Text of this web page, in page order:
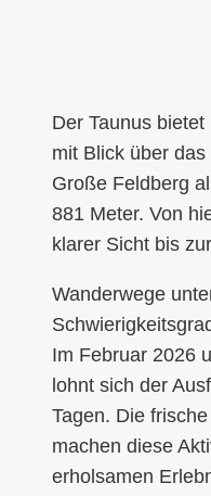
Der Taunus
mit Blick über
Große Feldberg
881 Meter. Von
klarer Sicht bis
Wanderwege
Im Februar 2026
lohnt sich der
Tagen. Die
machen diese
erholsamen